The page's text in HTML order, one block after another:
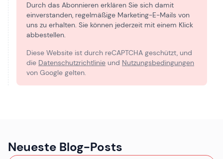
Durch das Abonnieren erklären Sie sich damit
einverstanden, regelmäßige Marketing-E-Mails von
uns zu erhalten. Sie können jederzeit mit einem Klick
abbestellen.
Diese Website ist durch reCAPTCHA geschützt, und
die Datenschutzrichtlinie und Nutzungsbedingungen
von Google gelten.
Neueste Blog-Posts